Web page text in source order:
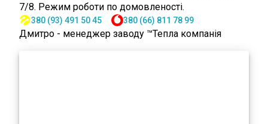
7/8. Режим роботи по домовленості.
380 (93) 491 50 45 380 (66) 811 78 99
Дмитро - менеджер заводу ™Тепла компанія